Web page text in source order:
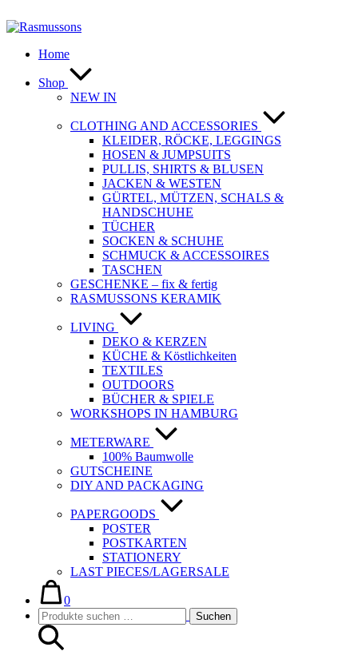
Inhalt
Home
Shop
NEW IN
CLOTHING AND ACCESSORIES
KLEIDER, RÖCKE, LEGGINGS
HOSEN & JUMPSUITS
PULLIS, SHIRTS & BLUSEN
JACKEN & WESTEN
GÜRTEL, MÜTZEN, SCHALS &
HANDSCHUHE
TÜCHER
SOCKEN & SCHUHE
SCHMUCK & ACCESSOIRES
TASCHEN
GESCHENKE – fix & fertig
RASMUSSONS KERAMIK
LIVING
DEKO & KERZEN
KÜCHE & Köstlichkeiten
TEXTILES
OUTDOORS
BÜCHER & SPIELE
WORKSHOPS IN HAMBURG
METERWARE
100% Baumwolle
GUTSCHEINE
DIY AND PACKAGING
PAPERGOODS
POSTER
POSTKARTEN
STATIONERY
LAST PIECES/LAGERSALE
Warenkorb
0im
Warenkorb
Suche-
Schalter
Suchen
nach:
Suchen